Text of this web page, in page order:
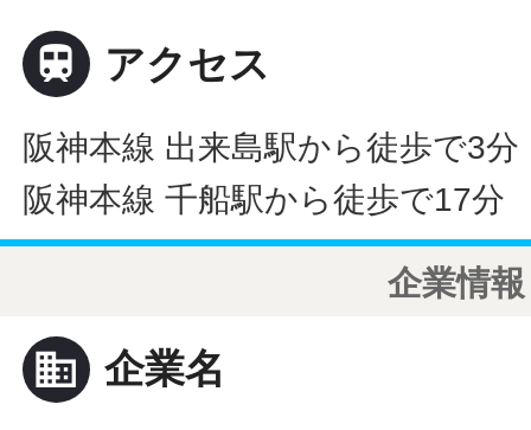
 アクセス
阪神本線 出来島駅から徒歩で3分
阪神本線 千船駅から徒歩で17分
企業情報
business 企業名